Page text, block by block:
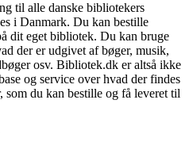
til alle danske bibliotekers
i Danmark. Du kan bestille
dit eget bibliotek. Du kan bruge
der er udgivet af bøger, musik,
osv. Bibliotek.dk er altså ikke
og service over hvad der findes
du kan bestille og få leveret til